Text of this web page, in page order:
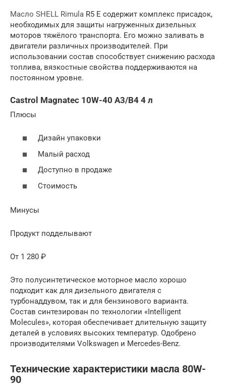
Масло SHELL Rimula R5 E содержит комплекс присадок,
необходимых для защиты нагруженных дизельных
моторов тяжёлого транспорта. Его можно заливать в
двигатели различных производителей. При
использовании состав способствует снижению расхода
топлива, вязкостные свойства поддерживаются на
постоянном уровне.
Castrol Magnatec 10W-40 А3/В4 4 л
Плюсы
Дизайн упаковки
Малый расход
Доступно в продаже
Стоимость
Минусы
Продукт подделывают
От 1 280 ₽
Это полусинтетическое моторное масло хорошо
подходит как для дизельного двигателя с
турбонаддувом, так и для бензинового варианта.
Состав синтезирован по технологии «Intelligent
Molecules», которая обеспечивает длительную защиту
деталей в условиях высоких температур. Одобрено
производителями Volkswagen и Mercedes-Benz.
Технические характеристики масла 80W-
90